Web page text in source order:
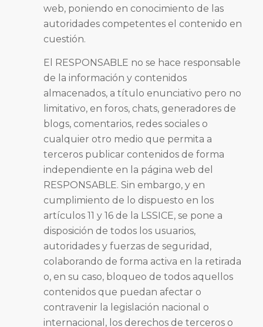
web, poniendo en conocimiento de las
autoridades competentes el contenido en
cuestión.
El RESPONSABLE no se hace responsable
de la información y contenidos
almacenados, a título enunciativo pero no
limitativo, en foros, chats, generadores de
blogs, comentarios, redes sociales o
cualquier otro medio que permita a
terceros publicar contenidos de forma
independiente en la página web del
RESPONSABLE. Sin embargo, y en
cumplimiento de lo dispuesto en los
artículos 11 y 16 de la LSSICE, se pone a
disposición de todos los usuarios,
autoridades y fuerzas de seguridad,
colaborando de forma activa en la retirada
o, en su caso, bloqueo de todos aquellos
contenidos que puedan afectar o
contravenir la legislación nacional o
internacional, los derechos de terceros o